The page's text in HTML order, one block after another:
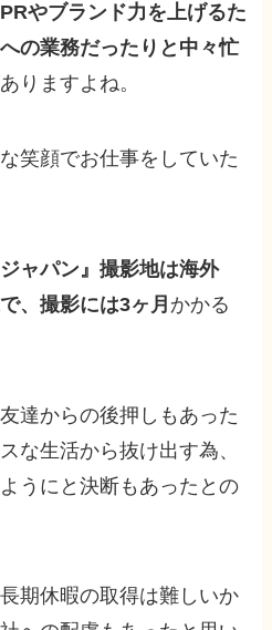
やブランド力を上げるた
の業務だったりと中々忙
りますよね。
笑顔でお仕事をしていた
ジャパン』撮影地は海外
、撮影には3ヶ月 かかる
達からの後押しもあった
な生活から抜け出す為、
うにと決断もあったとの
期休暇の取得は難しいか